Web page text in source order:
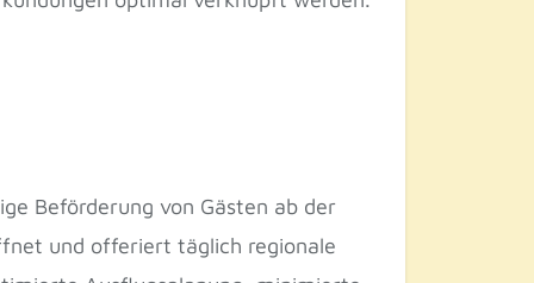
Beförderung von Gästen ab der
und offeriert täglich regionale